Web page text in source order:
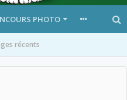
récents
PHOTO